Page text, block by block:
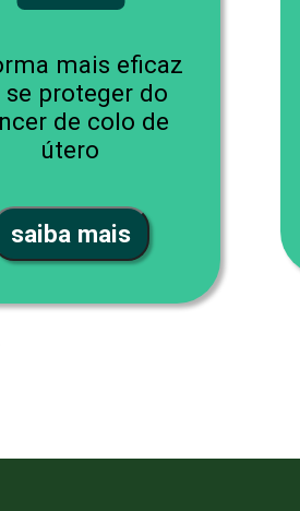
mais eficaz
se proteger do
de colo de
útero
saiba mais